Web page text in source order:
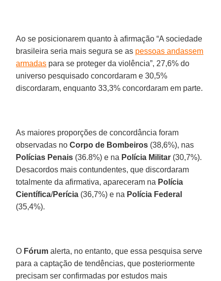
Ao se posicionarem quanto à afirmação “A sociedade
brasileira seria mais segura se as pessoas andassem
armadas para se proteger da violência”, 27,6% do
universo pesquisado concordaram e 30,5%
discordaram, enquanto 33,3% concordaram em parte.
As maiores proporções de concordância foram
observadas noCorpo de Bombeiros (38,6%), nas
Polícias Penais (36.8%) e na Polícia Militar (30,7%).
Desacordos mais contundentes, que discordaram
totalmente da afirmativa, apareceram na Polícia
Científica/Perícia (36,7%) e na Polícia Federal
(35,4%).
O Fórum alerta, no entanto, que essa pesquisa serve
para a captação de tendências, que posteriormente
precisam ser confirmadas por estudos mais